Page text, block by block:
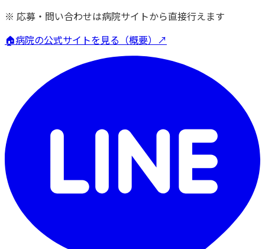
※ 応募・問い合わせは病院サイトから直接行えます
🏠病院の公式サイトを見る（概要）↗